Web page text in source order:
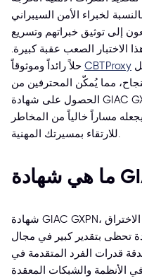
لخبراء الأمن السيبراني
إلى توثيق خبراتهم وتسريع
الاختبار الصعب عقبة كبيرة.
CBTProxy حلاً رائداً وموثوقاً
مما يُمكّن المحترفين من
الحصول على شهادة GIAC GXPN بثقة وبأقل قدر من التوتر. لا تدفع
يجعله مساراً خالياً من المخاطر
للارتقاء بمسيرتك المهنية.
شهادة GIAC GXPN، أو باحث الثغرات الأمنية ومختبر الاختراق
تحظى بتقدير كبير في مجال
قدرات الفرد المتقدمة في
الأنظمة والشبكات المعقدة